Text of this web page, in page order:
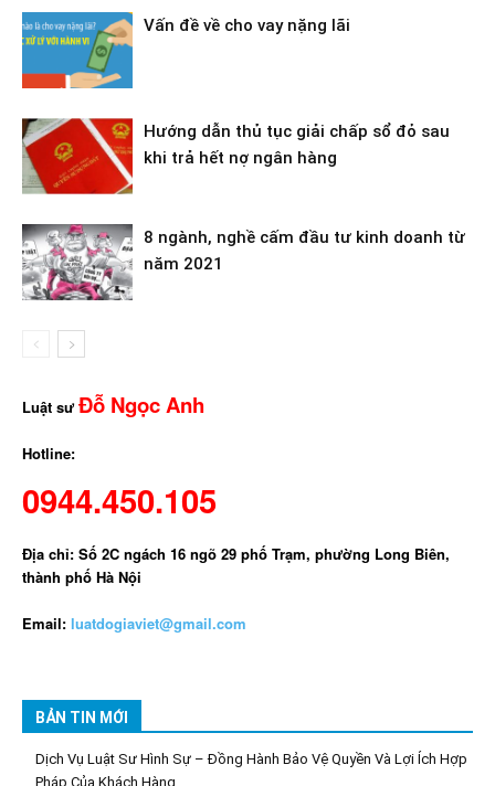
Vấn đề về cho vay nặng lãi
Hướng dẫn thủ tục giải chấp sổ đỏ sau
khi trả hết nợ ngân hàng
8 ngành, nghề cấm đầu tư kinh doanh từ
năm 2021
Luật sưĐỗ Ngọc Anh
Hotline:
0944.450.105
Địa chỉ: Số 2C ngách 16 ngõ 29 phố Trạm, phường Long Biên,
thành phố Hà Nội
Email: luatdogiaviet@gmail.com
BẢN TIN MỚI
Dịch Vụ Luật Sư Hình Sự – Đồng Hành Bảo Vệ Quyền Và Lợi Ích Hợp
Pháp Của Khách Hàng